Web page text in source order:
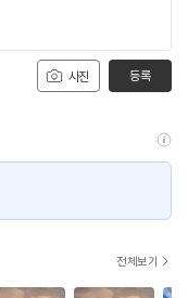
사진 등록
전체보기